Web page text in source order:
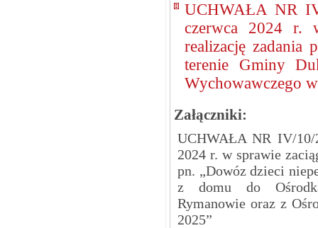
UCHWAŁA NR
czerwca 2024 r.
realizację zadania
terenie Gminy
Wychowawczego
Załączniki:
UCHWAŁA NR IV/
2024 r. w sprawie
pn. „Dowóz dzieci
z domu do Ośrodka
Rymanowie oraz z
2025”